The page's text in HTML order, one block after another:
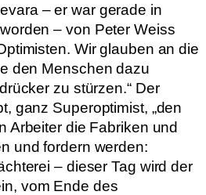
– er war gerade in
– von Peter Weiss
Wir glauben an die
den Menschen dazu
zu stürzen.“ Der
ganz Superoptimist, „den
Arbeiter die Fabriken und
und fordern werden:
– dieser Tag wird der
vom Ende des